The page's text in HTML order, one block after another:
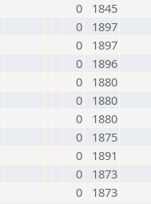
0
1845
0
1897
0
1897
0
1896
0
1880
0
1880
0
1880
0
1875
0
1891
0
1873
0 1873